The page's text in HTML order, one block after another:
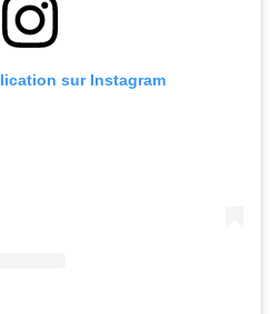
sur Instagram